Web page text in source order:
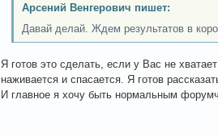
Арсений Венгерович пишет:
Давай делай. Ждем результатов в
Я готов это сделать, если у Вас не
наживается и спасается. Я готов
И главное я хочу быть нормальным